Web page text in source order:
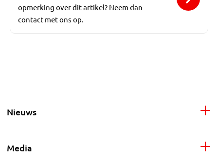
opmerking over dit artikel? Neem dan
contact met ons op.
Nieuws
Media